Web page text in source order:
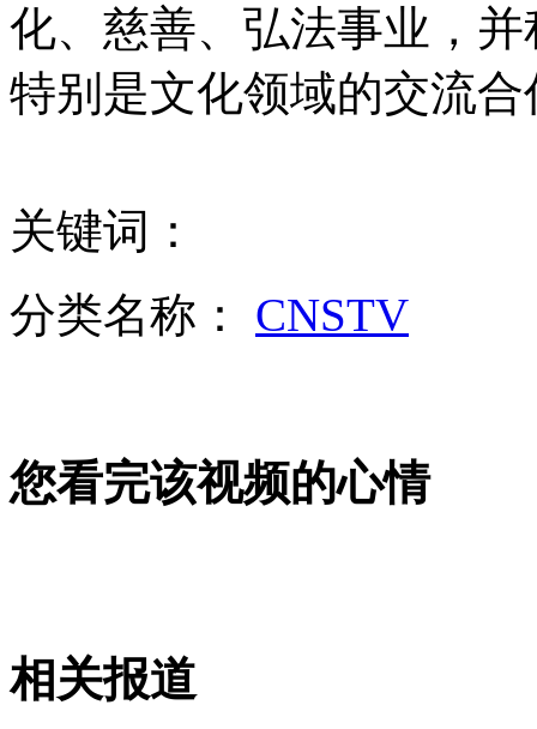
电视直播被问"你幸福吗" 普京答:这是个哲学问题
外交部：有关国家言论片面不公正
化、慈善、弘法事业，
特别是文化领域的交流合
关键词：
分类名称： CNSTV
您看完该视频的心情
相关报道